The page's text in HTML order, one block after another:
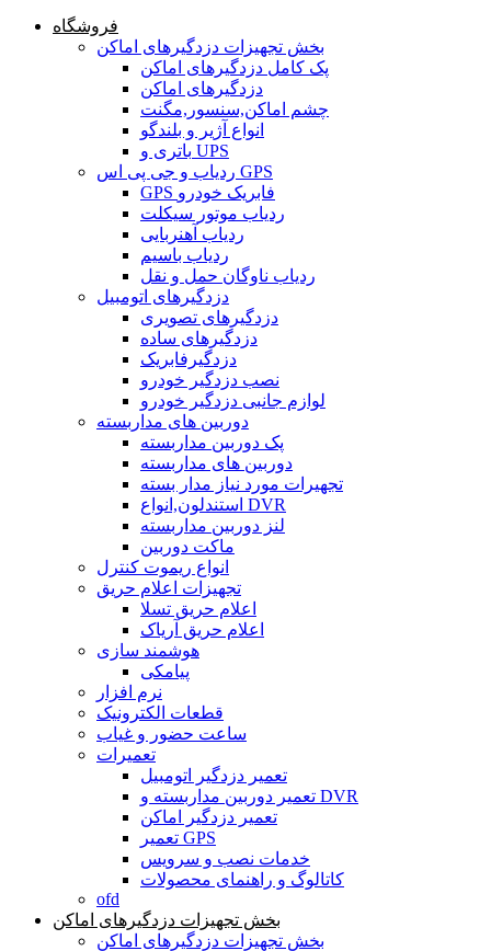
فروشگاه
بخش تجهیزات دزدگیرهای اماکن
پک کامل دزدگیرهای اماکن
دزدگیرهای اماکن
چشم اماکن,سنسور,مگنت
انواع آژیر و بلندگو
باتری و UPS
ردیاب و جی پی اس GPS
GPS فابریک خودرو
ردیاب موتور سیکلت
ردیاب آهنربایی
ردیاب باسیم
ردیاب ناوگان حمل و نقل
دزدگیرهای اتومبیل
دزدگیرهای تصویری
دزدگیرهای ساده
دزدگیرفابریک
نصب دزدگیر خودرو
لوازم جانبی دزدگیر خودرو
دوربین های مداربسته
پک دوربین مداربسته
دوربین های مداربسته
تجهیرات مورد نیاز مدار بسته
استندلون,انواع DVR
لنز دوربین مداربسته
ماکت دوربین
انواع ریموت کنترل
تجهیزات اعلام حریق
اعلام حریق تسلا
اعلام حریق آریاک
هوشمند سازی
پیامکی
نرم افزار
قطعات الکترونیک
ساعت حضور و غیاب
تعمیرات
تعمیر دزدگیر اتومبیل
تعمیر دوربین مداربسته و DVR
تعمیر دزدگیر اماکن
تعمیر GPS
خدمات نصب و سرویس
کاتالوگ و راهنمای محصولات
ofd
بخش تجهیزات دزدگیرهای اماکن
بخش تجهیزات دزدگیرهای اماکن